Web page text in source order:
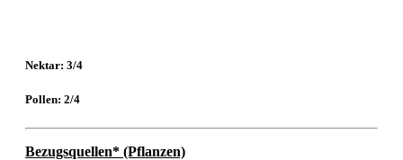
Nektar: 3/4
Pollen: 2/4
Bezugsquellen* (Pflanzen)